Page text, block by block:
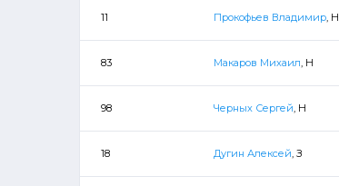
11 Прокофьев Владимир, Н
83 Макаров Михаил, Н
98 Черных Сергей, Н
18 Дугин Алексей, З